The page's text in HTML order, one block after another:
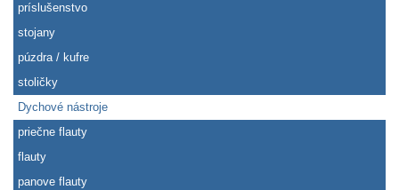
príslušenstvo
stojany
púzdra / kufre
stoličky
Dychové nástroje
priečne flauty
flauty
panove flauty